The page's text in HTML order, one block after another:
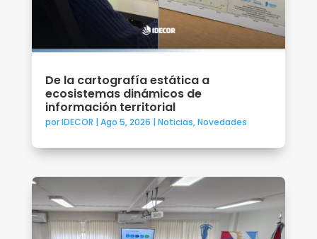
De la cartografía estática a
ecosistemas dinámicos de
información territorial
porIDECOR | Ago 5, 2026 | Noticias,Novedades